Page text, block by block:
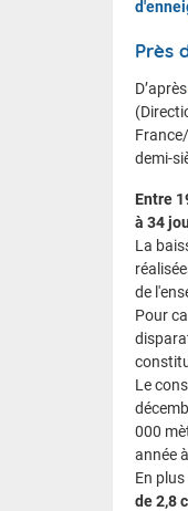
Près
D’après
demi-
Entre
à 34
La
de
Pour
Le
000
année
En
de 2,8